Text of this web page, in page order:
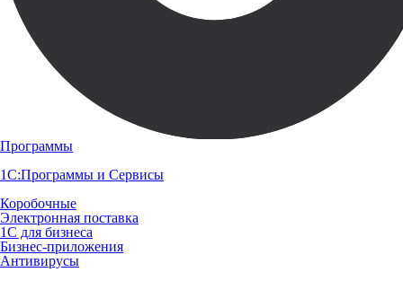
Программы
1С:Программы и Сервисы
Коробочные
Электронная поставка
1С для бизнеса
Бизнес-приложения
Антивирусы